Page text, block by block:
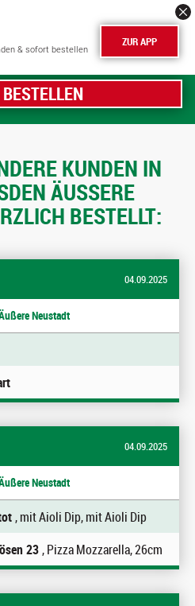
& sofort bestellen ZUR APP
KUNDEN IN
ÄUSSERE N
BESTELLT:
04.09.2025
Neustadt
04.09.2025
Neustadt
, mit Aioli Dip, mit Aioli Dip
23, Pizza Mozzarella, 26cm